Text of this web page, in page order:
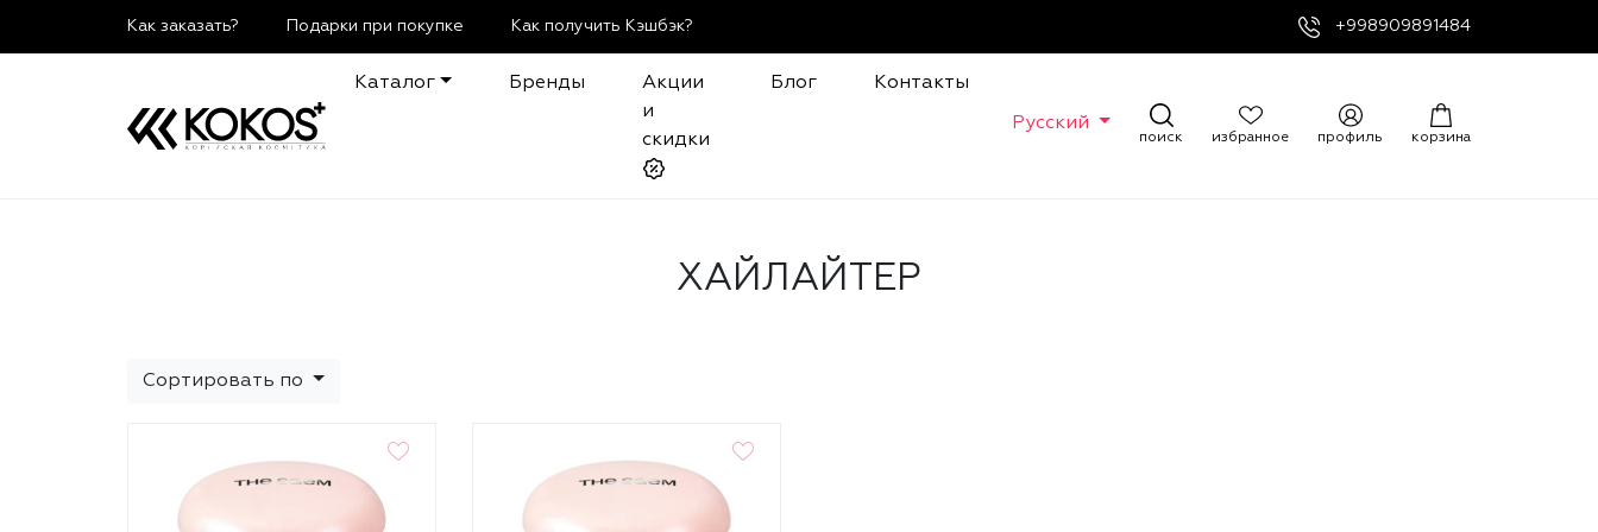
Как заказать? Подарки при покупке Как получить Кэшбэк? +998909891484
Каталог Бренды
Акции
и
скидки
Блог Контакты
Русский
поиск избранное профиль корзина
ХАЙЛАЙТЕР
Сортировать по